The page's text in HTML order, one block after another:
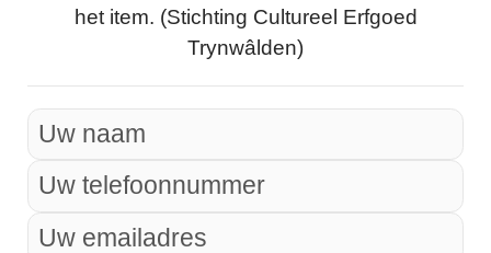
het item. (Stichting Cultureel Erfgoed
Trynwâlden)